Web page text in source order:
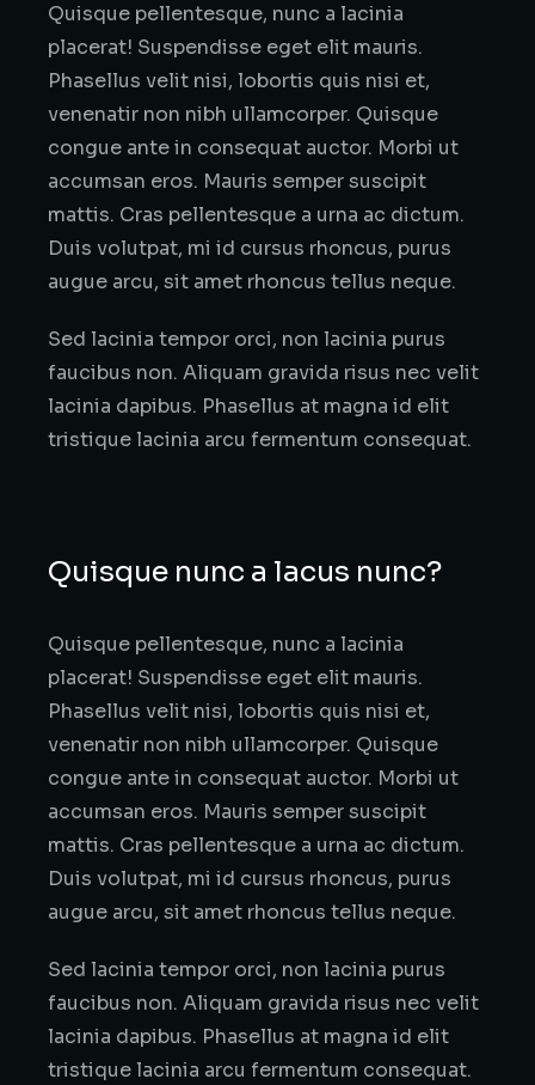
Quisque pellentesque, nunc a lacinia
placerat! Suspendisse eget elit mauris.
Phasellus velit nisi, lobortis quis nisi et,
venenatir non nibh ullamcorper. Quisque
congue ante in consequat auctor. Morbi ut
accumsan eros. Mauris semper suscipit
mattis. Cras pellentesque a urna ac dictum.
Duis volutpat, mi id cursus rhoncus, purus
augue arcu, sit amet rhoncus tellus neque.
Sed lacinia tempor orci, non lacinia purus
faucibus non. Aliquam gravida risus nec velit
lacinia dapibus. Phasellus at magna id elit
tristique lacinia arcu fermentum consequat.
Quisque nunc a lacus nunc?
Quisque pellentesque, nunc a lacinia
placerat! Suspendisse eget elit mauris.
Phasellus velit nisi, lobortis quis nisi et,
venenatir non nibh ullamcorper. Quisque
congue ante in consequat auctor. Morbi ut
accumsan eros. Mauris semper suscipit
mattis. Cras pellentesque a urna ac dictum.
Duis volutpat, mi id cursus rhoncus, purus
augue arcu, sit amet rhoncus tellus neque.
Sed lacinia tempor orci, non lacinia purus
faucibus non. Aliquam gravida risus nec velit
lacinia dapibus. Phasellus at magna id elit
tristique lacinia arcu fermentum consequat.